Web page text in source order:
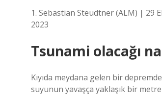
1. Sebastian Steudtner (ALM) | 29
2023
Tsunami olacağı
Kıyıda meydana gelen bir
suyunun yavaşça yaklaşık bir